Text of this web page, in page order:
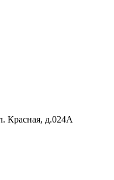
Красная, д.024А